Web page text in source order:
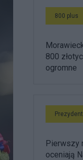
800 plus
800
ogromne
Prezydent
Pierwszy
oceniają